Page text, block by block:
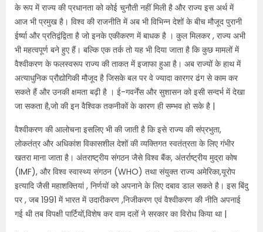
के रूप में राज्य की प्रधानता को कोई चुनौती नहीं मिली है और राज्य इस अर्थ में
आज भी प्रमुख है। विश्व की राजनीति में अब भी विभिन्न देशों के बीच मौजूद पुरानी
ईर्ष्या और प्रतिद्वंद्विता है जो इनके एकीकरण में बाधक है । कुल मिलकर , राज्य अभी
भी महत्वपूर्ण बने हुए हैं। बल्कि एक तर्क तो यह भी दिया जाता है कि कुछ मामलों में
वैश्वीकरण के फलस्वरूप राज्य की ताकत में इजाफा हुआ है। अब राज्यों के हाथ में
अत्याधुनिक प्रौद्योगिकी मौजूद है जिसके बल पर वे ज्यादा कारगर ढंग से काम कर
सकते हैं और उनकी क्षमता बढ़ी है । ई-गवर्नेंस और सुशासन को इसी सन्दर्भ में देखा
जा सकता है,जो की इन वैश्विक तकनीकों के कारण ही सम्भव हो सके है |
वैश्वीकरण की आलोचना इसलिए भी की जाती है कि इसे राज्य की संप्रभुता,
लोकतंत्र और अधिकांश विकासशील देशों की व्यक्तिगत स्वतंत्रता के लिए गंभीर
खतरा माना जाता है। अंतराष्ट्रीय संगठन जैसे विश्व बैंक, अंतर्राष्ट्रीय मुद्रा कोष
(IMF), और विश्व स्वास्थ्य संगठन (WHO) तथा संयुक्त राज्य अमेरिका,यूरोप
इत्यादि जैसी महाशक्तियां , निर्णयों को अपनाने के लिए दबाव डाल सकते है। इस बिंदु
पर , जब 1991 में भारत में उदारीकरण ,निजीकरण एवं वैश्वीकरण की नीति अपनाई
गई थी तब विपक्षी पार्टियों,विशेष कर वाम दलों ने सरकार का विरोध किया था |